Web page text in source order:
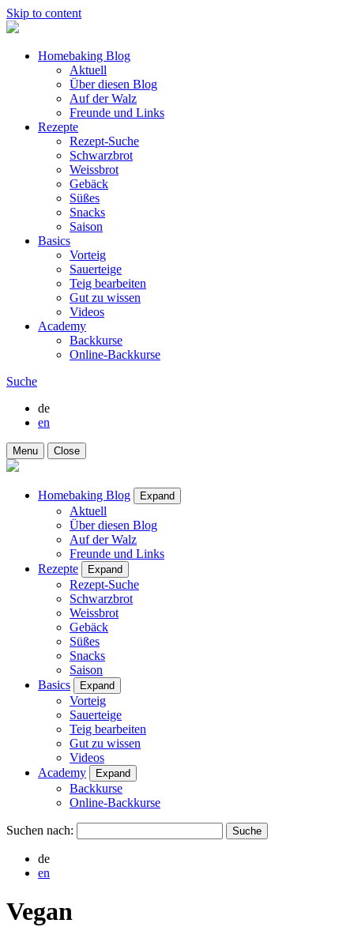
Skip to content
Homebaking Blog
Aktuell
Über diesen Blog
Auf der Walz
Freunde und Links
Rezepte
Rezept-Suche
Schwarzbrot
Weissbrot
Gebäck
Süßes
Snacks
Saison
Basics
Vorteig
Sauerteige
Teig bearbeiten
Gut zu wissen
Videos
Academy
Backkurse
Online-Backkurse
Suche
de
en
Menu Close
Homebaking Blog Expand
Aktuell
Über diesen Blog
Auf der Walz
Freunde und Links
Rezepte
Expand
Rezept-Suche
Schwarzbrot
Weissbrot
Gebäck
Süßes
Snacks
Saison
Basics
Expand
Vorteig
Sauerteige
Teig bearbeiten
Gut zu wissen
Videos
Academy
Expand
Backkurse
Online-Backkurse
Suchen nach:
de
en
Vegan